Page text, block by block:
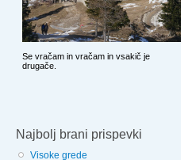
Najbolj brani prispevki
Visoke grede